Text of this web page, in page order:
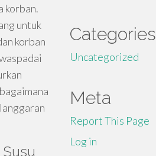
korban.
untuk
korban
Categories
Uncategorized
Meta
Report This Page
Log in